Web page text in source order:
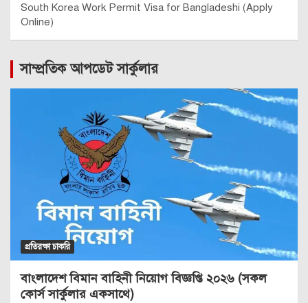
South Korea Work Permit Visa for Bangladeshi (Apply
Online)
সাম্প্রতিক আপডেট সার্কুলার
প্রতিরক্ষা চাকরি
বাংলাদেশ বিমান বাহিনী নিয়োগ বিজ্ঞপ্তি ২০২৬ (সকল
কোর্স সার্কুলার একসাথে)